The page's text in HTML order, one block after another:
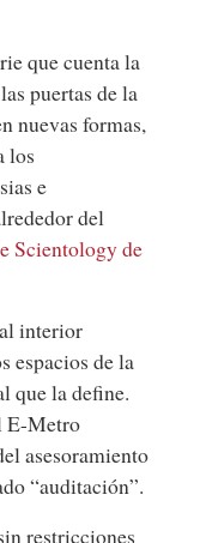
que cuenta la
puertas de la
nuevas formas,
los
e
del
Scientology de
interior
espacios de la
que la define.
E-Metro
asesoramiento
“auditación”.
restricciones